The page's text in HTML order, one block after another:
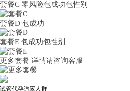
套餐C 零风险包成功包性别
套餐D 包成功
套餐E 包成功包性别
更多套餐 详情请咨询客服
试管代孕适应人群